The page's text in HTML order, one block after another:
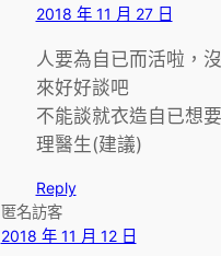
2018 年 11 月 27 日
人要為自已而活啦，
來好好談吧
不能談就衣造自已想
理醫生(建議)
Reply
匿名訪客
2018 年 11 月 12 日